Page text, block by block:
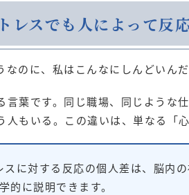
レスでも人によって反
なのに、私はこんなにしんどいん
言葉です。同じ職場、同じような
人もいる。この違いは、単なる「
スに対する反応の個人差は、脳内
的に説明できます。